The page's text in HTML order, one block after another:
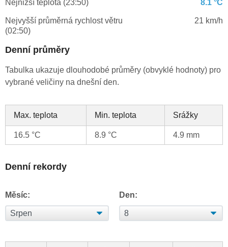
Nejnižší teplota (23:50) 8.1 °C
Nejvyšší průměrná rychlost větru
(02:50)
21 km/h
Denní průměry
Tabulka ukazuje dlouhodobé průměry (obvyklé hodnoty) pro
vybrané veličiny na dnešní den.
Max. teplota Min. teplota Srážky
16.5 °C 8.9 °C 4.9 mm
Denní rekordy
Měsíc: Den: